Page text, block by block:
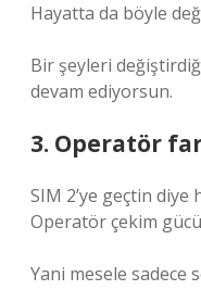
Hayatta da böyle
Bir şeyleri
devam ediyorsun.
3. Operatör
SIM 2’ye geçtin
Operatör çekim
Yani mesele sadece